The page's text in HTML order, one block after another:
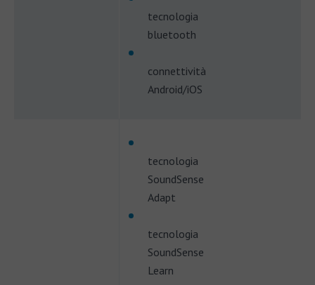
tecnologia
bluetooth
connettività
Android/iOS
tecnologia
SoundSense
Adapt
tecnologia
SoundSense
Learn